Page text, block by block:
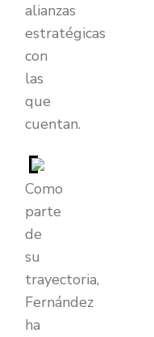
alianzas
estratégicas
con
las
que
cuentan.
Como
parte
de
su
trayectoria,
Fernández
ha